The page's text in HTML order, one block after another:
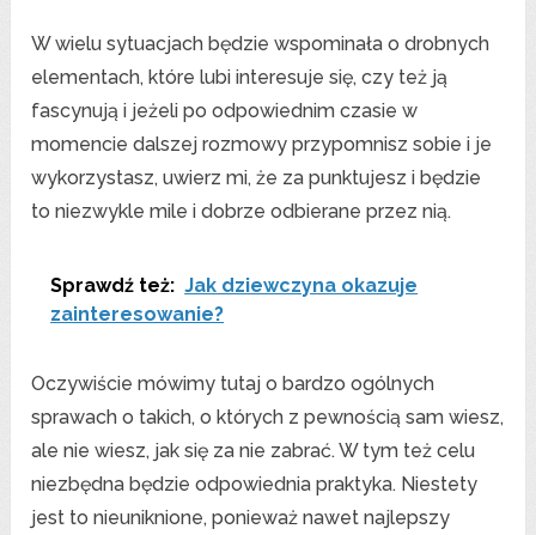
W wielu sytuacjach będzie wspominała o drobnych
elementach, które lubi interesuje się, czy też ją
fascynują i jeżeli po odpowiednim czasie w
momencie dalszej rozmowy przypomnisz sobie i je
wykorzystasz, uwierz mi, że za punktujesz i będzie
to niezwykle mile i dobrze odbierane przez nią.
Sprawdź też: Jak dziewczyna okazuje
zainteresowanie?
Oczywiście mówimy tutaj o bardzo ogólnych
sprawach o takich, o których z pewnością sam wiesz,
ale nie wiesz, jak się za nie zabrać. W tym też celu
niezbędna będzie odpowiednia praktyka. Niestety
jest to nieuniknione, ponieważ nawet najlepszy